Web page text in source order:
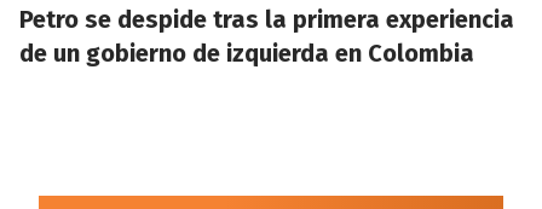
Petro se despide tras la primera experiencia
de un gobierno de izquierda en Colombia